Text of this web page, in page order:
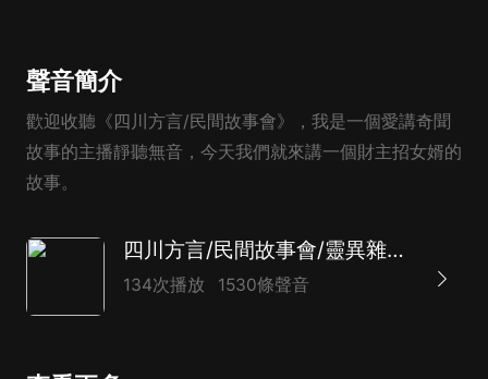
聲音簡介
歡迎收聽《四川方言/民間故事會》，我是一個愛講奇聞
故事的主播靜聽無音，今天我們就來講一個財主招女婿的
故事。
四川方言/民間故事會/靈異雜談/每天一個奇聞故事
134次播放 1530條聲音